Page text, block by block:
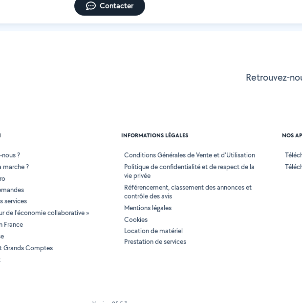
Contacter
Retrouvez-
?
?
services
de l'économie collaborative »
France
Grands Comptes
INFORMATIONS LÉGALES
Conditions Générales de Vente et d'Utilisation
Politique de confidentialité et de respect de la
vie privée
Référencement, classement des annonces et
contrôle des avis
Mentions légales
Cookies
Location de matériel
Prestation de services
NOS